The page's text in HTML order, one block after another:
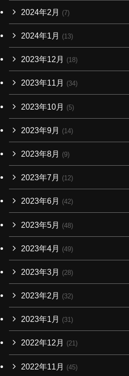
2024年2月 (7)
2024年1月 (13)
2023年12月 (18)
2023年11月 (34)
2023年10月 (5)
2023年9月 (14)
2023年8月 (9)
2023年7月 (12)
2023年6月 (42)
2023年5月 (48)
2023年4月 (49)
2023年3月 (28)
2023年2月 (32)
2023年1月 (31)
2022年12月 (21)
2022年11月 (45)